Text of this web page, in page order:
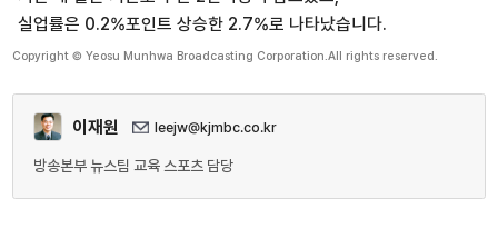
실업률은 0.2%포인트 상승한 2.7%로 나타났습니다.
Copyright © Yeosu Munhwa Broadcasting Corporation.All rights reserved.
이재원 leejw@kjmbc.co.kr
방송본부 뉴스팀 교육 스포츠 담당